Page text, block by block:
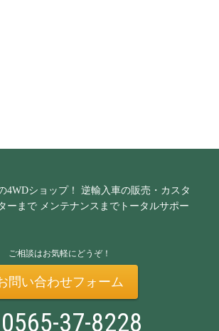
4WDショップ！
逆輸入車の販売・カスタ
ーまで メンテナンスまでトータルサポー
ご相談はお気軽にどうぞ！
問い合わせフォーム
0565-37-8228